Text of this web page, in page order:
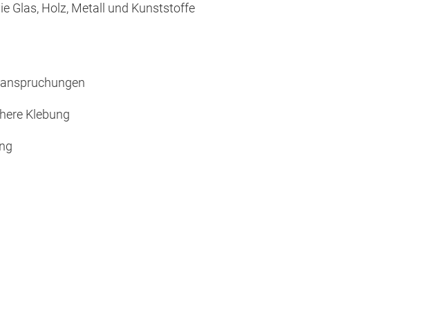
Glas, Holz, Metall und Kunststoffe
Klebung